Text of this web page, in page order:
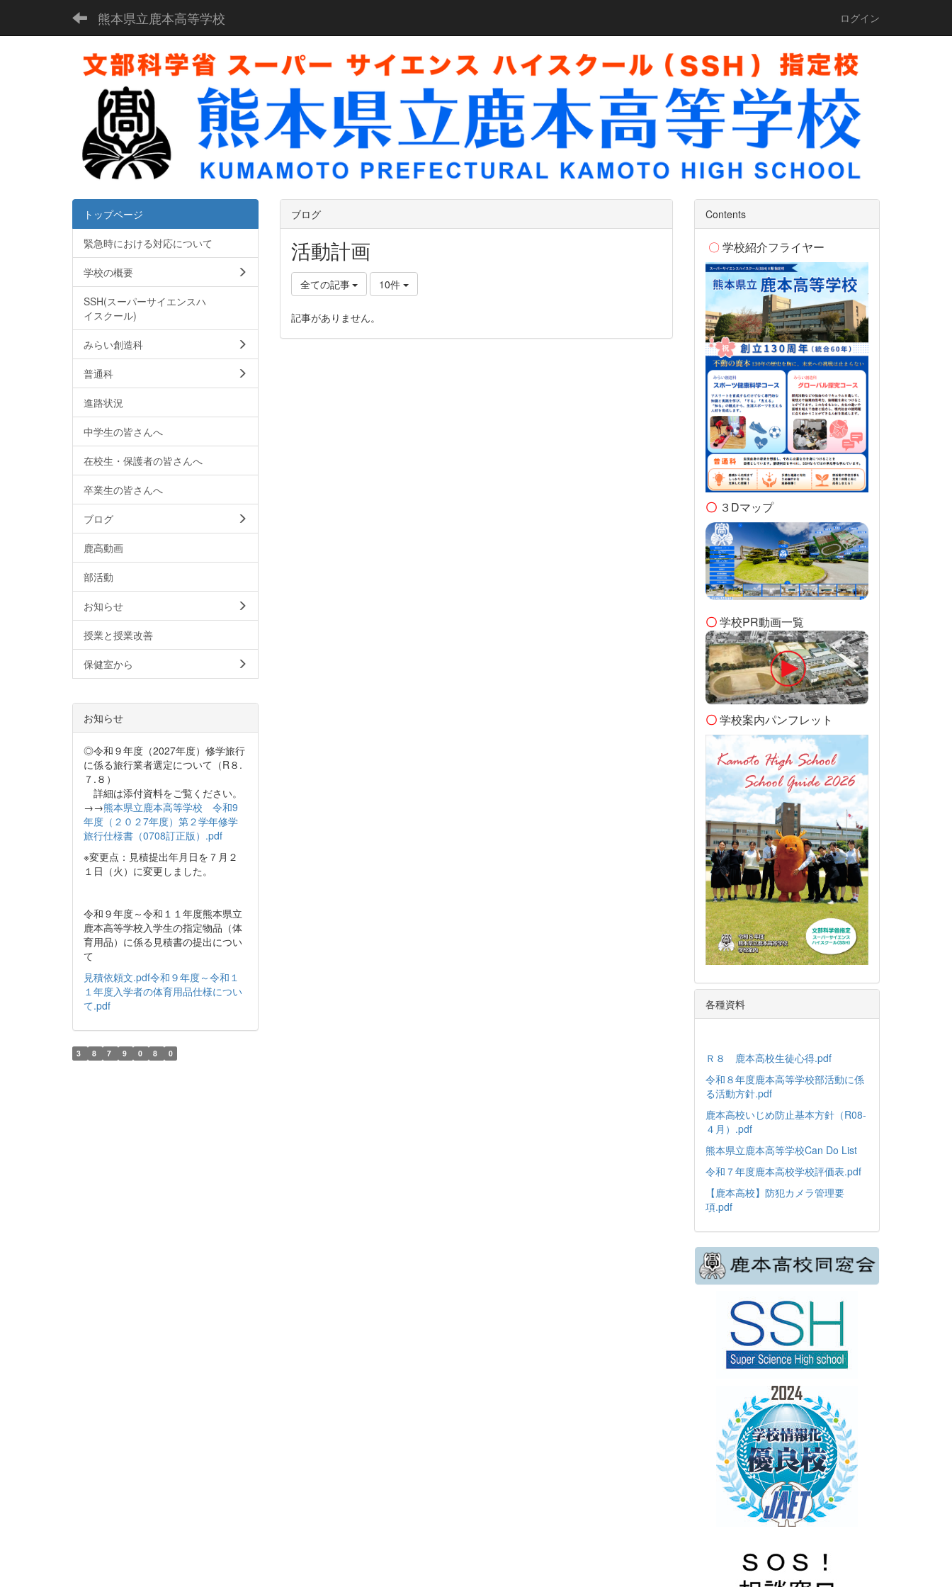
熊本県立鹿本高等学校 ログイン
ブログ
活動計画
全ての記事 10件
記事がありません。
トップページ
緊急時における対応について
学校の概要
SSH(スーパーサイエンスハ
イスクール)
みらい創造科
普通科
進路状況
中学生の皆さんへ
在校生・保護者の皆さんへ
卒業生の皆さんへ
ブログ
鹿高動画
部活動
お知らせ
授業と授業改善
保健室から
お知らせ
◎令和９年度（2027年度）修学旅行
に係る旅行業者選定について（R８.
７.８）
詳細は添付資料をご覧ください。
→→熊本県立鹿本高等学校 令和9
年度（２０２7年度）第２学年修学
旅行仕様書（0708訂正版）.pdf
※変更点：見積提出年月日を７月２
１日（火）に変更しました。
令和９年度～令和１１年度熊本県立
鹿本高等学校入学生の指定物品（体
育用品）に係る見積書の提出につい
て
見積依頼文.pdf令和９年度～令和１
１年度入学者の体育用品仕様につい
て.pdf
3 8 7 9 0 8 0
Contents
〇 学校紹介フライヤー
〇 ３Dマップ
〇学校PR動画一覧
〇学校案内パンフレット
各種資料
Ｒ８ 鹿本高校生徒心得.pdf
令和８年度鹿本高等学校部活動に係
る活動方針.pdf
鹿本高校いじめ防止基本方針（R08-
４月）.pdf
熊本県立鹿本高等学校Can Do List
令和７年度鹿本高校学校評価表.pdf
【鹿本高校】防犯カメラ管理要
項.pdf